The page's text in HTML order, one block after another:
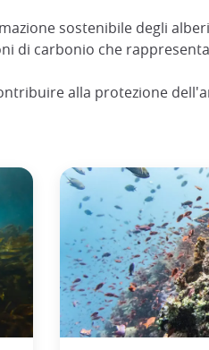
sostenibile degli
di carbonio che
alla protezione